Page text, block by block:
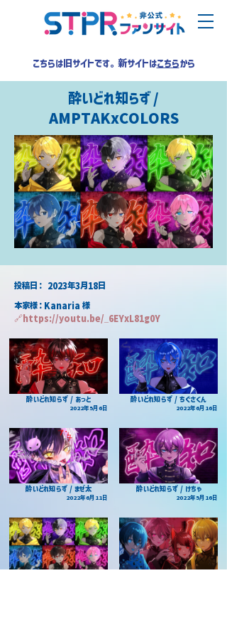
こちらは旧サイトです。新サイトはこちらから
酔いどれ知らず /
AMPTAKxCOLORS
2023年3月18日
​投稿日：
本家様：Kanaria 様
🔗https://youtu.be/_6EYxL81g0Y
酔いどれ知らず / あっと
2022年5月6日
酔いどれ知らず / まぜ太
2022年6月11日
酔いどれ知らず / ちぐさくん
2022年6月16日
酔いどれ知らず / けちゃ
2022年5月16日